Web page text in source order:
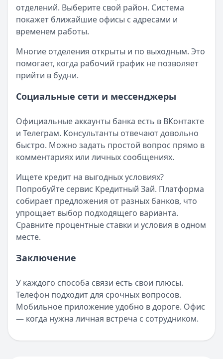
Обслуживание: Бесплатно
Рейтинг:4.7
Банк ЗЕНИТ— Карта привилегий
Льготный период:120 дней
Обслуживание:Бесплатно
Рейтинг:4.6
Уралсиб Банк — 120 дней на максимум
Лимит: до
Льготный период:
Обслуживание:
Бесплатно
Рейтинг:
4.7
— All Airlines
1 000 000 ₽
Льготный период: 55 дней
Обслуживание:1890 ₽ в год
Рейтинг:4.8(12 отзывов)
Кредит Европа Банк— Urban card
Лимит: до600 000 ₽
Льготный период:
Рейтинг:4.5
отделений. Выберите свой район. Система
покажет ближайшие офисы с адресами и
временем работы.
Многие отделения открыты и по выходным. Это
помогает, когда рабочий график не позволяет
прийти в будни.
Социальные сети и мессенджеры
Официальные аккаунты банка есть в ВКонтакте
и Телеграм. Консультанты отвечают довольно
быстро. Можно задать простой вопрос прямо в
комментариях или личных сообщениях.
Ищете кредит на выгодных условиях?
Попробуйте сервис Кредитный Зай. Платформа
собирает предложения от разных банков, что
упрощает выбор подходящего варианта.
Сравните процентные ставки и условия в одном
месте.
Заключение
У каждого способа связи есть свои плюсы.
Телефон подходит для срочных вопросов.
Мобильное приложение удобно в дороге. Офис
— когда нужна личная встреча с сотрудником.